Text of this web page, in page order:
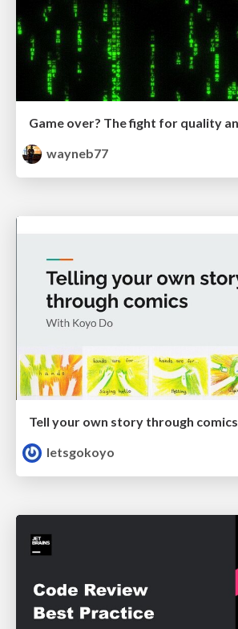
wayneb77
Tell your own story through comics
letsgokoyo